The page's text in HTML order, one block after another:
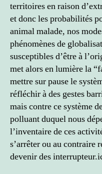
territoires en raison
et donc les probabilités
animal malade, nos
phénomènes de
susceptibles d’être à
met alors en lumière la
mettre sur pause le
réfléchir à des gestes
mais contre ce système
polluant duquel nous
l’inventaire de ces
s’arrêter ou au contraire
devenir des